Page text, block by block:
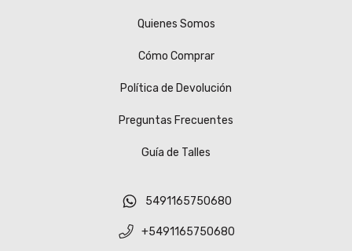
Quienes Somos
Cómo Comprar
Política de Devolución
Preguntas Frecuentes
Guía de Talles
5491165750680
+5491165750680